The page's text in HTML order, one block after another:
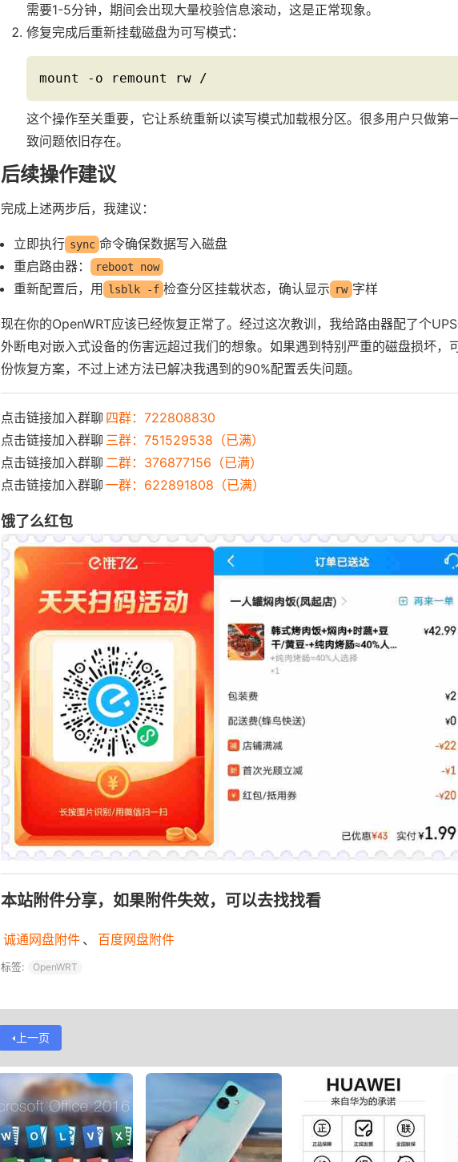
需要1-5分钟，期间会出现大量校验信息滚动，这是正常现象。
修复完成后重新挂载磁盘为可写模式：
mount -o remount rw /
这个操作至关重要，它让系统重新以读写模式加载根分区。很多用户只做第
致问题依旧存在。
后续操作建议
完成上述两步后，我建议：
立即执行 sync 命令确保数据写入磁盘
重启路由器：
reboot now
重新配置后，用 lsblk -f 检查分区挂载状态，确认显示 rw 字样
现在你的OpenWRT应该已经恢复正常了。经过这次教训，我给路由器配了个
外断电对嵌入式设备的伤害远超过我们的想象。如果遇到特别严重的磁盘损坏，
份恢复方案，不过上述方法已解决我遇到的90%配置丢失问题。
点击链接加入群聊 四群：722808830
点击链接加入群聊 三群：751529538（已满）
点击链接加入群聊 二群：376877156（已满）
点击链接加入群聊 一群：622891808（已满）
饿了么红包
本站附件分享，如果附件失效，可以去找找看
诚通网盘附件 、 百度网盘附件
标签:
OpenWRT
上一页